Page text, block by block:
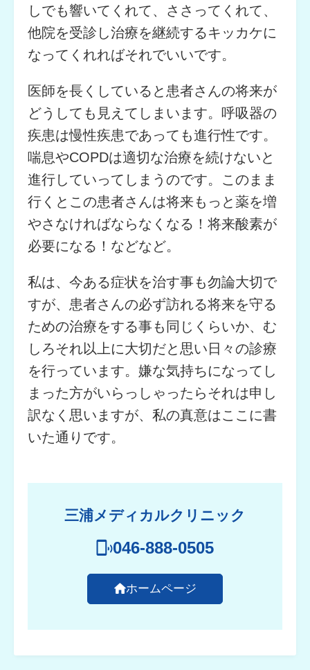
しでも響いてくれて、ささってくれて、
他院を受診し治療を継続するキッカケに
なってくれればそれでいいです。
医師を長くしていると患者さんの将来が
どうしても見えてしまいます。呼吸器の
疾患は慢性疾患であっても進行性です。
喘息やCOPDは適切な治療を続けないと
進行していってしまうのです。このまま
行くとこの患者さんは将来もっと薬を増
やさなければならなくなる！将来酸素が
必要になる！などなど。
私は、今ある症状を治す事も勿論大切で
すが、患者さんの必ず訪れる将来を守る
ための治療をする事も同じくらいか、む
しろそれ以上に大切だと思い日々の診療
を行っています。嫌な気持ちになってし
まった方がいらっしゃったらそれは申し
訳なく思いますが、私の真意はここに書
いた通りです。
三浦メディカルクリニック
046-888-0505
ホームページ